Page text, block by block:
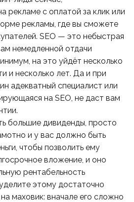
рекламе с оплатой за клик или
рекламы, где вы сможете
SEO — это небыстрая
немедленной отдачи
на это уйдёт несколько
и несколько лет. Да и при
адекватный специалист или
на SEO, не даст вам
большие дивиденды, просто
и у вас должно быть
чтобы позволить ему
вложение, и оно
рентабельность
этому достаточно
маховик: вначале его сложно